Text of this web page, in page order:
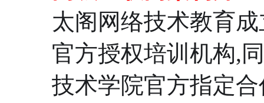
太阁网络技术教育
官方授权培训机构,
技术学院官方指定